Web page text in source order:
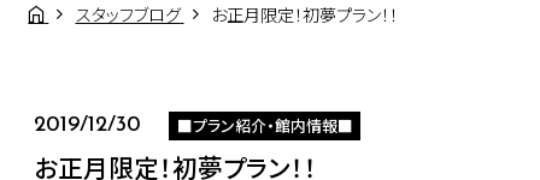
スタッフブログ お正月限定！初夢プラン！！
2019/12/30 ■プラン紹介・館内情報■
お正月限定！初夢プラン！！